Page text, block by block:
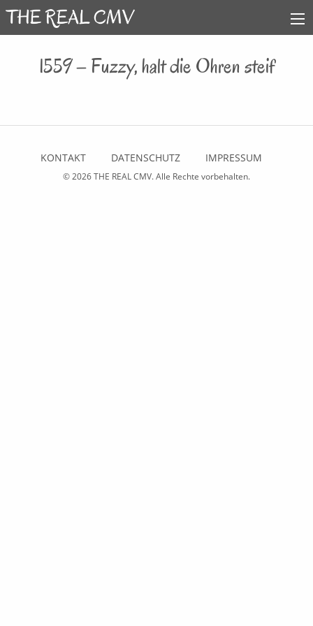
1559 – Fuzzy, halt die Ohren steif
KONTAKT DATENSCHUTZ IMPRESSUM
© 2026THE REAL CMV. Alle Rechte vorbehalten.